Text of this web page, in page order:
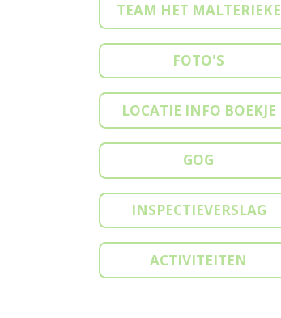
TEAM HET MALTERIEKE
FOTO'S
LOCATIE INFO BOEKJE
GOG
INSPECTIEVERSLAG
ACTIVITEITEN